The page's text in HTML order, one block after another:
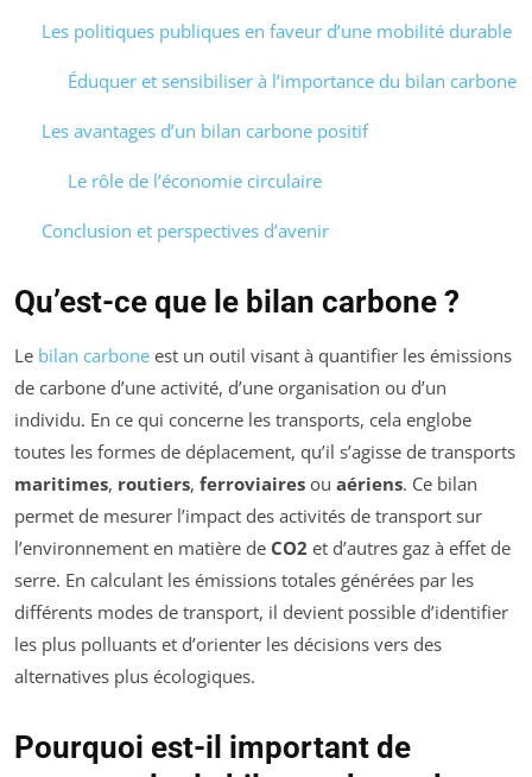
Les politiques publiques en faveur d’une mobilité durable
Éduquer et sensibiliser à l’importance du bilan carbone
Les avantages d’un bilan carbone positif
Le rôle de l’économie circulaire
Conclusion et perspectives d’avenir
Qu’est-ce que le bilan carbone ?
Le bilan carbone est un outil visant à quantifier les émissions
de carbone d’une activité, d’une organisation ou d’un
individu. En ce qui concerne les transports, cela englobe
toutes les formes de déplacement, qu’il s’agisse de transports
maritimes, routiers, ferroviaires ou aériens. Ce bilan
permet de mesurer l’impact des activités de transport sur
l’environnement en matière de CO2 et d’autres gaz à effet de
serre. En calculant les émissions totales générées par les
différents modes de transport, il devient possible d’identifier
les plus polluants et d’orienter les décisions vers des
alternatives plus écologiques.
Pourquoi est-il important de